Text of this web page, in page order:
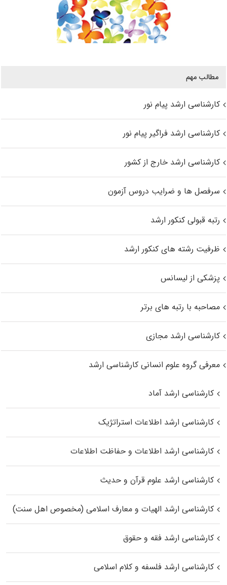
مطالب مهم
کارشناسی ارشد پیام نور
کارشناسی ارشد فراگیر پیام نور
کارشناسی ارشد خارج از کشور
سرفصل ها و ضرایب دروس آزمون
رتبه قبولی کنکور ارشد
ظرفیت رشته های کنکور ارشد
پزشکی از لیسانس
مصاحبه با رتبه های برتر
کارشناسی ارشد مجازی
معرفی گروه علوم انسانی کارشناسی ارشد
کارشناسی ارشد آماد
کارشناسی ارشد اطلاعات استراتژیک
کارشناسی ارشد اطلاعات و حفاظت اطلاعات
کارشناسی ارشد علوم قرآن و حدیث
کارشناسی ارشد الهیات و معارف اسلامی (مخصوص اهل سنت)
کارشناسی ارشد فقه و حقوق
کارشناسی ارشد فلسفه و کلام اسلامی